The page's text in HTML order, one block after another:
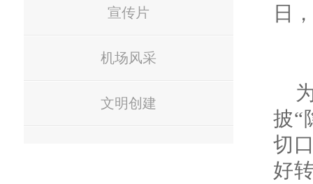
宣传片
机场风采
文明创建
日
披“
切
好